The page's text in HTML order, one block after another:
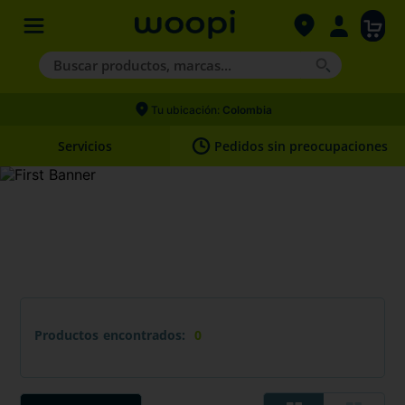
Buscar productos, marcas...
Términos más buscados
2.
hills
Tu ubicación: Colombia
Servicios Pedidos sin preocupaciones
0
Productos